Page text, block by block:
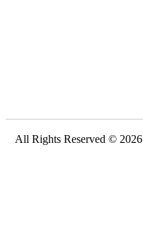
All Rights Reserved © 2026